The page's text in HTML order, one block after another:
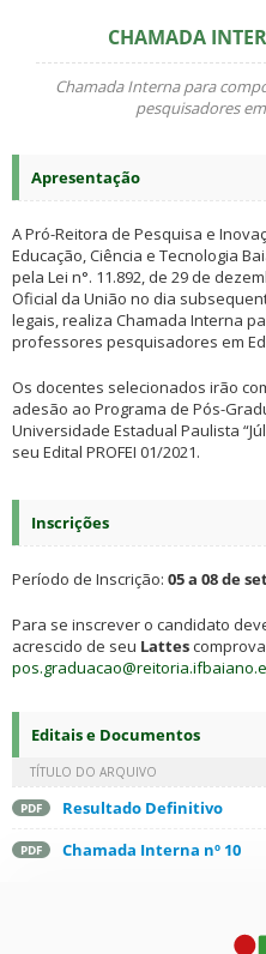
CHAMADA
Chamada Interna para
pesquisadores
Apresentação
A Pró-Reitora de Pesquisa e
Educação, Ciência e Tecnologia
pela Lei n°. 11.892, de 29 de
Oficial da União no dia
legais, realiza Chamada Interna
professores pesquisadores em
Os docentes selecionados irão
adesão ao Programa de Pós-
Universidade Estadual Paulista
seu Edital PROFEI 01/2021.
Inscrições
Período de Inscrição: 05 a 08 de
Para se inscrever o candidato
acrescido de seu Lattes
Editais e Documentos
TÍTULO DO ARQUIVO
PDF Resultado Definitivo
PDF Chamada Interna nº 10